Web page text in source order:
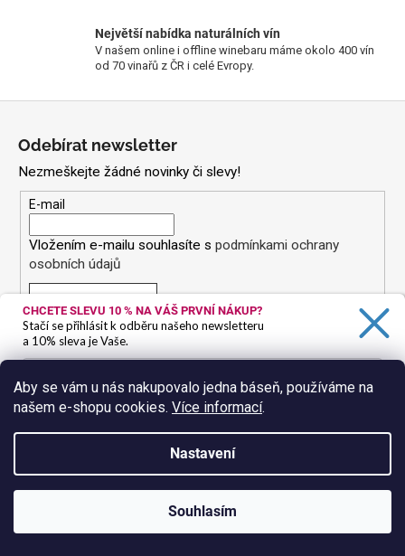
Aby se vám u nás nakupovalo jedna báseň, používáme na
našem e-shopu cookies. Více informací.
Nastavení
Souhlasím
r
v
k
i
s
Největší nabídka naturálních vín
V našem online i offline winebaru máme okolo 400 vín
od 70 vinařů z ČR i celé Evropy.
Odebírat newsletter
Nezmeškejte žádné novinky či slevy!
E-mail
Vložením e-mailu souhlasíte s podmínkami ochrany
osobních údajů
PŘIHLÁSIT SE
Informace pro vás
Kontakty
CHCETE SLEVU 10 % NA VÁŠ PRVNÍ NÁKUP?
Stačí se přihlásit k odběru našeho newsletteru
a 10% sleva je Vaše.
Ano, chci se přihlásit
Zásady zpracování osobních údajů